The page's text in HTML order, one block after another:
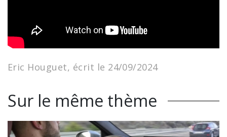
Eric Houguet, écrit le 24/09/2024
Sur le même thème